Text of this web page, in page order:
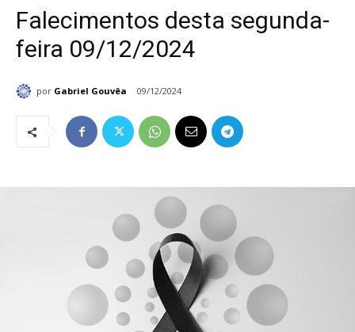
Falecimentos desta segunda-
feira 09/12/2024
por Gabriel Gouvêa 09/12/2024